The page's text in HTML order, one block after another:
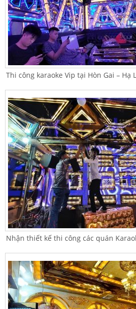
Thi công karaoke Vip tại Hòn Gai – Hạ
Nhận thiết kế thi công các quán